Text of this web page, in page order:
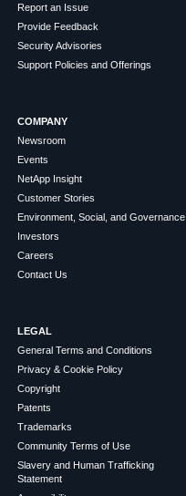
Report an Issue
Provide Feedback
Security Advisories
Support Policies and Offerings
COMPANY
Newsroom
Events
NetApp Insight
Customer Stories
Environment, Social, and Governance
Investors
Careers
Contact Us
LEGAL
General Terms and Conditions
Privacy & Cookie Policy
Copyright
Patents
Trademarks
Community Terms of Use
Slavery and Human Trafficking
Statement